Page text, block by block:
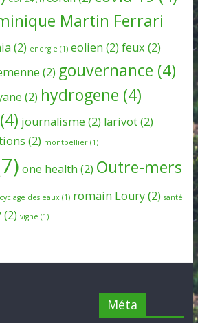
Martin Ferrari
(2) energie (1) eolien (2) feux (2)
(2) gouvernance (4)
(2) hydrogene (4)
(4) journalisme (2) larivot(2)
(2) montpellier(1)
one health (2) Outre-mers
des eaux (1) romain Loury(2) santé
(2) vigne (1)
Méta